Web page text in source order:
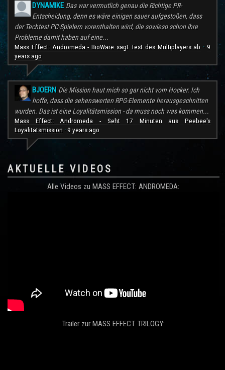
DYNAMIKE Das war vermutlich genau die Richtige PR-
Entscheidung, denn es wäre einigen sauer aufgestoßen, dass
der Techtest PC-Spielern vorenthalten wird, die sowieso schon ihre
Probleme damit haben auf eine...
Mass Effect: Andromeda - BioWare sagt Test des Multiplayers ab ·9
years ago
BJOERN Die Mission haut mich so gar nicht vom Hocker. Ich
hoffe, dass die sehenswerten RPG-Elemente herausgeschnitten
wurden. Das ist eine Loyalitätsmission - da muss noch was kommen...
Mass Effect: Andromeda - Seht 17 Minuten aus Peebee's
Loyalitätsmission · 9 years ago
AKTUELLE VIDEOS
Alle Videos zu MASS EFFECT: ANDROMEDA:
Trailer zur MASS EFFECT TRILOGY: